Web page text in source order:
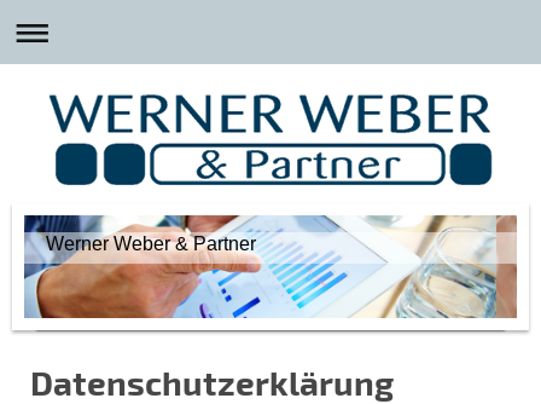
Werner Weber & Partner
Datenschutzerklärung